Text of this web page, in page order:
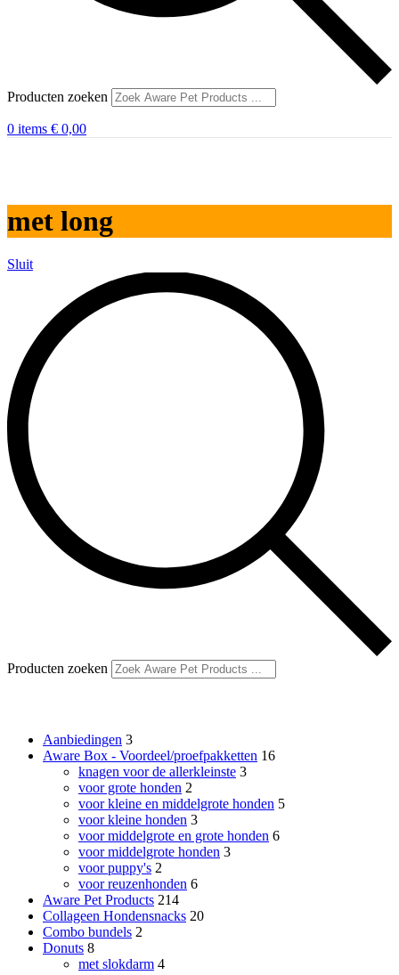
Producten zoeken
0 items € 0,00
met long
Sluit
Producten zoeken
Aanbiedingen 3
Aware Box - Voordeel/proefpakketten 16
knagen voor de allerkleinste 3
voor grote honden 2
voor kleine en middelgrote honden 5
voor kleine honden 3
voor middelgrote en grote honden 6
voor middelgrote honden 3
voor puppy's 2
voor reuzenhonden 6
Aware Pet Products 214
Collageen Hondensnacks 20
Combo bundels 2
Donuts 8
met slokdarm 4